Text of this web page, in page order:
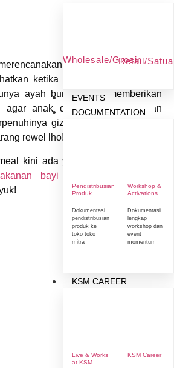
Wholesale/Grosir
Retail/
EVENTS
DOCUMENTATION
Pendistribusian
Produk
Dokumentasi
pendistribusian
produk ke
toko toko
mitra
Workshop &
Activations
Dokumentasi
lengkap
workshop dan
event
momentum
KSM CAREER
Live & Works
at KSM
KSM Career
baby meal yang enak,
ketika baby mulai masuk ke
ayah bunda ingin memberikan
agar anak dapat tumbuh dengan
gizi makanan anak akan
rewel lho!
kini ada yang praktis dan enak
bayi